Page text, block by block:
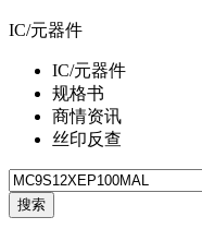
IC/元器件
IC/元器件
规格书
商情资讯
丝印反查